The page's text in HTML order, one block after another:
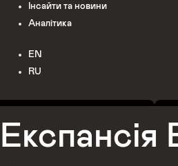
Інсайти та новини
Аналітика
EN
RU